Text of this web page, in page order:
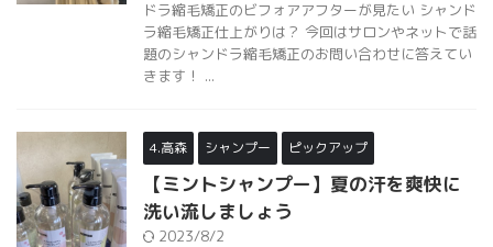
ドラ縮毛矯正のビフォアアフターが見たい シャンド
ラ縮毛矯正仕上がりは？ 今回はサロンやネットで話
題のシャンドラ縮毛矯正のお問い合わせに答えてい
きます！ ...
4.高森 シャンプー ピックアップ
【ミントシャンプー】夏の汗を爽快に
洗い流しましょう
2023/8/2